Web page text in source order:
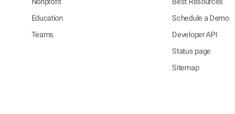
Education
Teams
Schedule a Demo
Developer API
Status page
Sitemap